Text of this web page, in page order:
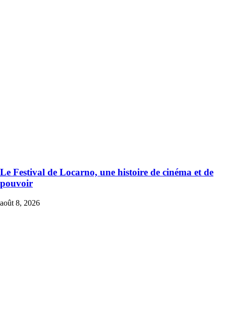
Le Festival de Locarno, une histoire de cinéma et de
pouvoir
août 8, 2026